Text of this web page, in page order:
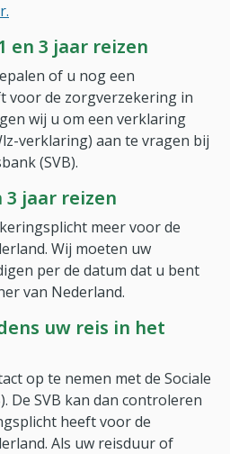
en 3 jaar reizen
of u nog een
voor de zorgverzekering in
wij u om een verklaring
verklaring) aan te vragen bij
(SVB).
3 jaar reizen
meer voor de
Wij moeten uw
per de datum dat u bent
van Nederland.
uw reis in het
op te nemen met de Sociale
De SVB kan dan controleren
heeft voor de
Als uw reisduur of